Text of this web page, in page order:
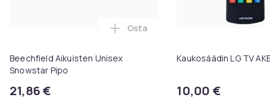
Beechfield Aikuisten Unisex
Snowstar Pipo
21,86 €
Lisää Beechfield Aikuisten
Osta
Kaukosäädin LG TV
10,00 €